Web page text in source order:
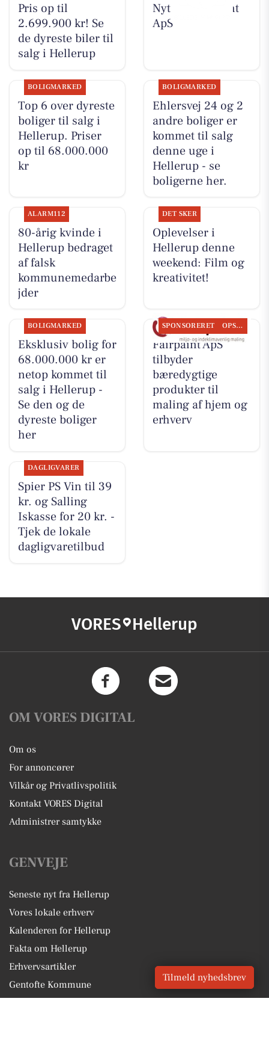
Pris op til
2.699.900 kr! Se
de dyreste biler til
salg i Hellerup
Nyt fra Fairpaint
ApS
BOLIGMARKED
Top 6 over dyreste
boliger til salg i
Hellerup. Priser
op til 68.000.000
kr
BOLIGMARKED
Ehlersvej 24 og 2
andre boliger er
kommet til salg
denne uge i
Hellerup - se
boligerne her.
ALARM112
80-årig kvinde i
Hellerup bedraget
af falsk
kommunemedarbe
jder
DET SKER
Oplevelser i
Hellerup denne
weekend: Film og
kreativitet!
BOLIGMARKED
Eksklusiv bolig for
68.000.000 kr er
netop kommet til
salg i Hellerup -
Se den og de
dyreste boliger
her
SPONSORERET OPSLAGSTAVLEN
Fairpaint ApS
tilbyder
bæredygtige
produkter til
maling af hjem og
erhverv
DAGLIGVARER
Spier PS Vin til 39
kr. og Salling
Iskasse for 20 kr. -
Tjek de lokale
dagligvaretilbud
VORES Hellerup
OM VORES DIGITAL
Om os
For annoncører
Vilkår og Privatlivspolitik
Kontakt VORES Digital
Administrer samtykke
GENVEJE
Seneste nyt fra Hellerup
Vores lokale erhverv
Kalenderen for Hellerup
Fakta om Hellerup
Erhvervsartikler
Gentofte Kommune
Tilmeld nyhedsbrev